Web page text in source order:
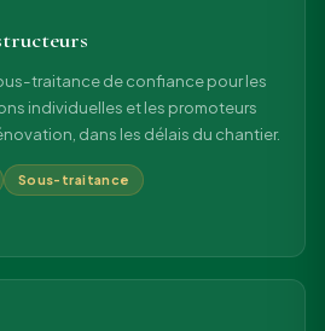
traitance de confiance pour les
individuelles et les promoteurs
dans les délais du chantier.
Sous-traitance